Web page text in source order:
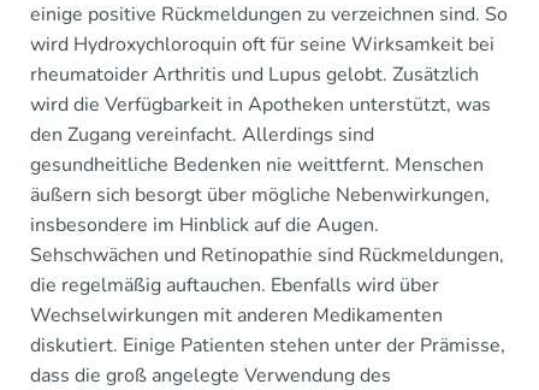
einige positive Rückmeldungen zu verzeichnen sind. So
wird Hydroxychloroquin oft für seine Wirksamkeit bei
rheumatoider Arthritis und Lupus gelobt. Zusätzlich
wird die Verfügbarkeit in Apotheken unterstützt, was
den Zugang vereinfacht. Allerdings sind
gesundheitliche Bedenken nie weittfernt. Menschen
äußern sich besorgt über mögliche Nebenwirkungen,
insbesondere im Hinblick auf die Augen.
Sehschwächen und Retinopathie sind Rückmeldungen,
die regelmäßig auftauchen. Ebenfalls wird über
Wechselwirkungen mit anderen Medikamenten
diskutiert. Einige Patienten stehen unter der Prämisse,
dass die groß angelegte Verwendung des